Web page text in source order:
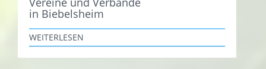
in Biebelsheim
WEITERLESEN